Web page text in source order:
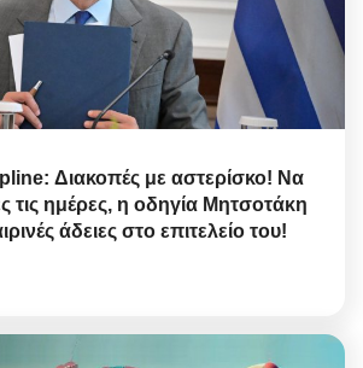
Διακοπές με αστερίσκο! Να
τις ημέρες, η οδηγία Μητσοτάκη
άδειες στο επιτελείο του!